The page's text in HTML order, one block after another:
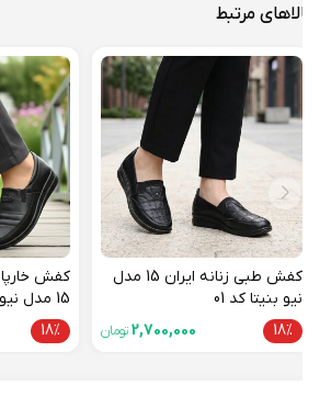
مرتبط
کفش طبی زنانه ایران 15 مدل
نیو بنیتا کد 01
18%
2,700,000 تومان
کفش
18%